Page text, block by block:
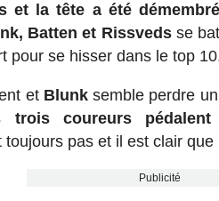
et la tête a été
Batten et Rissvedsse
pour se hisser dans le top
et Blunksemble perdre
trois coureurs
toujours pas et il est clair
Publicité